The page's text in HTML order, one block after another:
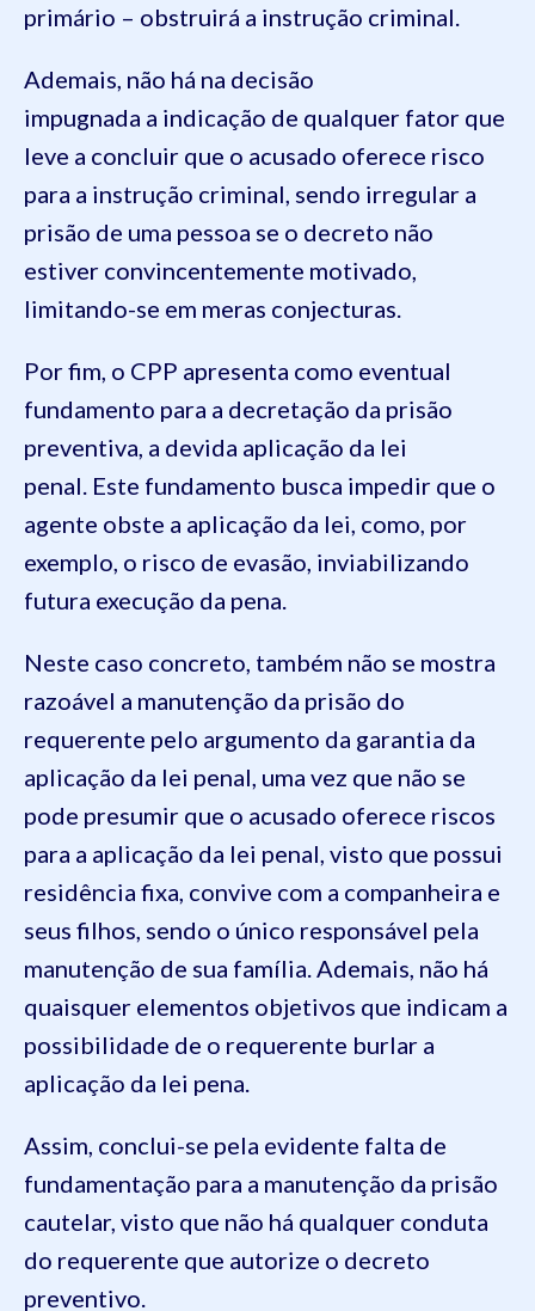
primário – obstruirá a instrução criminal.
Ademais, não há na decisão
impugnada a indicação de qualquer fator que
leve a concluir que o acusado oferece risco
para a instrução criminal, sendo irregular a
prisão de uma pessoa se o decreto não
estiver convincentemente motivado,
limitando-se em meras conjecturas.
Por fim, o CPP apresenta como eventual
fundamento para a decretação da prisão
preventiva, a devida aplicação da lei
penal. Este fundamento busca impedir que o
agente obste a aplicação da lei, como, por
exemplo, o risco de evasão, inviabilizando
futura execução da pena.
Neste caso concreto, também não se mostra
razoável a manutenção da prisão do
requerente pelo argumento da garantia da
aplicação da lei penal, uma vez que não se
pode presumir que o acusado oferece riscos
para a aplicação da lei penal, visto que possui
residência fixa, convive com a companheira e
seus filhos, sendo o único responsável pela
manutenção de sua família. Ademais, não há
quaisquer elementos objetivos que indicam a
possibilidade de o requerente burlar a
aplicação da lei pena.
Assim, conclui-se pela evidente falta de
fundamentação para a manutenção da prisão
cautelar, visto que não há qualquer conduta
do requerente que autorize o decreto
preventivo.